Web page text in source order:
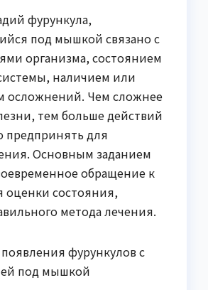
фурункула,
под мышкой связано с
организма, состоянием
наличием или
осложнений. Чем сложнее
тем больше действий
предпринять для
Основным заданием
обращение к
оценки состояния,
метода лечения.